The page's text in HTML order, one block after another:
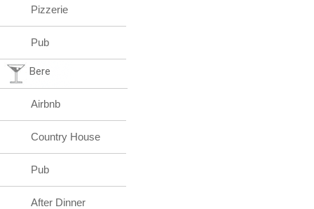
Pizzerie
Pub
Bere
Airbnb
Country House
Pub
After Dinner